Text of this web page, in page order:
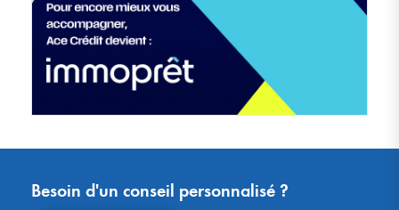
Besoin d'un conseil personnalisé ?